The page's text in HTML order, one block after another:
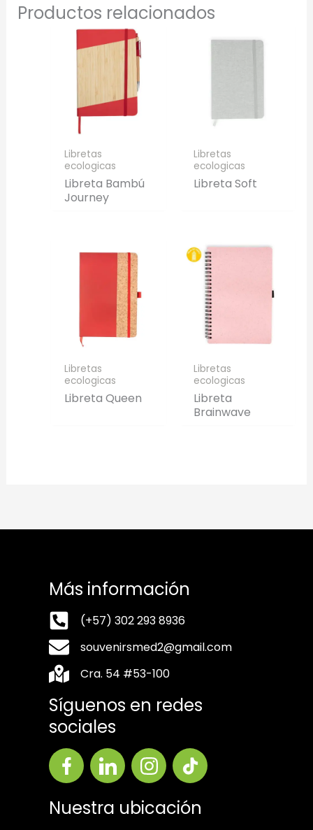
Productos relacionados
Libretas
ecologicas
Libreta Bambú
Journey
Libretas
ecologicas
Libreta Soft
Libretas
ecologicas
Libreta Queen
Libretas
ecologicas
Libreta
Brainwave
Más información
(+57) 302 293 8936
souvenirsmed2@gmail.com
Cra. 54 #53-100
Síguenos en redes
sociales
Nuestra ubicación